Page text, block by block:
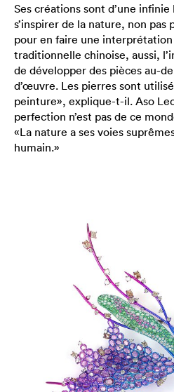
Ses créations sont d’une
s’inspirer de la nature, non
pour en faire une
traditionnelle chinoise, aussi,
de développer des pièces au-
d’œuvre. Les pierres sont
peinture», explique-t-il. Aso
perfection n’est pas de ce
«La nature a ses voies
humain.»